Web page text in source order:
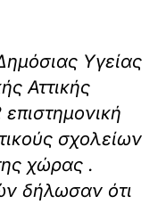
Υγείας
Αττικής
σχολείων
χώρας .
δήλωσαν ότι